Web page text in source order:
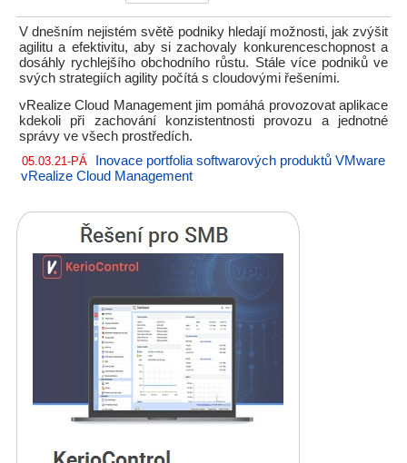
V dnešním nejistém světě podniky hledají možnosti, jak zvýšit
agilitu a efektivitu, aby si zachovaly konkurenceschopnost a
dosáhly rychlejšího obchodního růstu. Stále více podniků ve
svých strategiích agility počítá s cloudovými řešeními.
vRealize Cloud Management jim pomáhá provozovat aplikace
kdekoli při zachování konzistentnosti provozu a jednotné
správy ve všech prostředích.
05.03.21-PÁ
Inovace portfolia softwarových produktů VMware
vRealize Cloud Management